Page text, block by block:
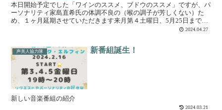
本日開始予定でした「ワインのススメ、ブドウのススメ」ですが、パ
ーソナリティ家島直希氏の体調不良の（喉の調子が芳しくない）た
め、１ヶ月延期させていただきます来月第４土曜日、5月25日まで、
楽しみにお待ちください今日のピンチヒッターは、ワイン大...2024.04.27
声美人協力隊 新番組誕生！
新しい音楽番組の紹介
2024.03.21